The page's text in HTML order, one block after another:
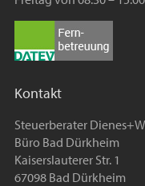
Kontakt
Steuerberater
Büro Bad Dürkheim
Kaiserslauterer Str. 1
67098 Bad Dürkheim